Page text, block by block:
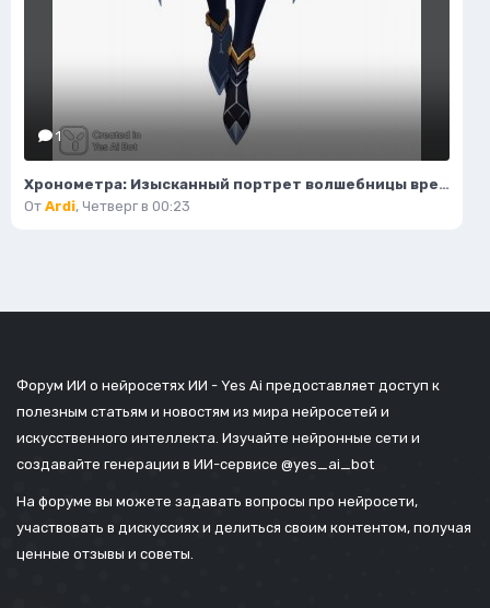
1
Хронометра: Изысканный портрет волшебницы времени и моды. Изображение из нейронной сети Flux Ai
От Ardi, Четверг в 00:23
Форум ИИ о нейросетях ИИ - Yes Ai предоставляет доступ к
полезным статьям и новостям из мира нейросетей и
искусственного интеллекта. Изучайте нейронные сети и
создавайте генерации в ИИ-сервисе @yes_ai_bot
На форуме вы можете задавать вопросы про нейросети,
участвовать в дискуссиях и делиться своим контентом, получая
ценные отзывы и советы.